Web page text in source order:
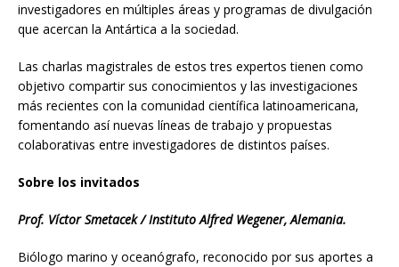
investigadores en múltiples áreas y programas de divulgación
que acercan la Antártica a la sociedad.
Las charlas magistrales de estos tres expertos tienen como
objetivo compartir sus conocimientos y las investigaciones
más recientes con la comunidad científica latinoamericana,
fomentando así nuevas líneas de trabajo y propuestas
colaborativas entre investigadores de distintos países.
Sobre los invitados
Prof. Víctor Smetacek / Instituto Alfred Wegener, Alemania.
Biólogo marino y oceanógrafo, reconocido por sus aportes a